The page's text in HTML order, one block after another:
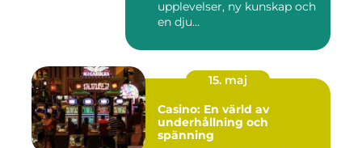
upplevelser, ny kunskap och
en dju...
15. maj
Casino: En värld av
underhållning och
spänning